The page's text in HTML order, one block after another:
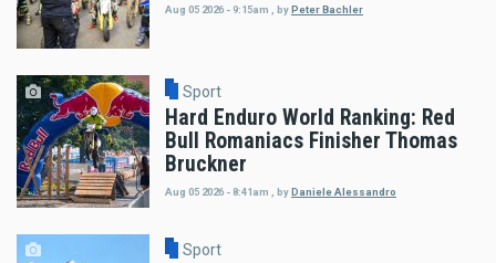
Aug 05 2026 - 9:15am byPeter Bachler
Sport
Hard Enduro World Ranking: Red
Bull Romaniacs Finisher Thomas
Bruckner
Aug 05 2026 - 8:41am byDaniele Alessandro
Sport